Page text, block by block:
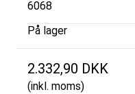
6068
På lager
2.332,90 DKK
(inkl. moms)